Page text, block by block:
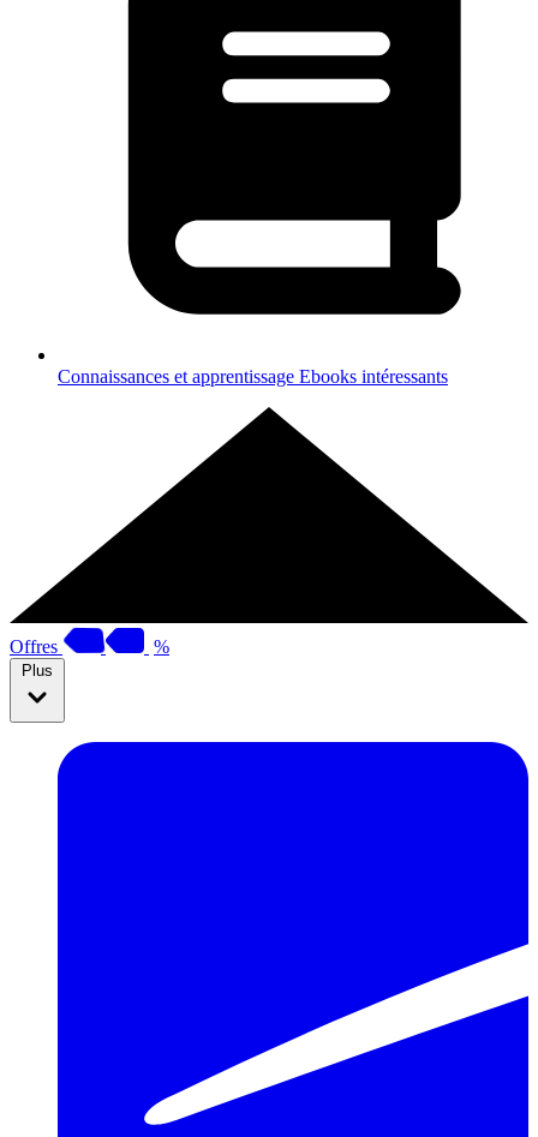
Connaissances et apprentissage Ebooks intéressants
Offres %
Plus